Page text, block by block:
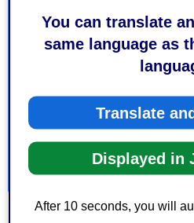
You can translate
same language as
Translate
Displayed in
After 10 seconds, you will
1：役に立った
2：ふつ
3：役に立たなかった
このページの情報は見つけや
1：見つけやすかった
2
3：見つけにくかった